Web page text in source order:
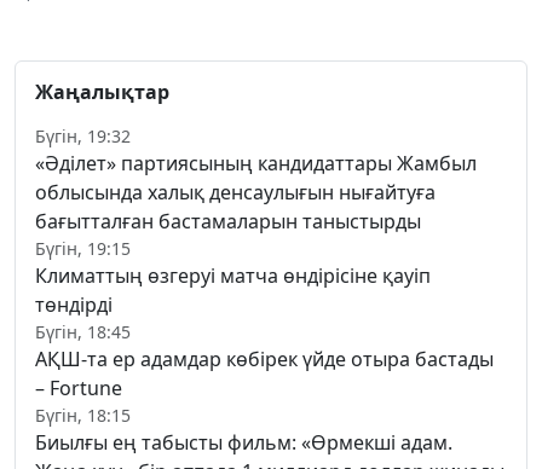
Жаңалықтар
Бүгін, 19:32
«Әділет» партиясының кандидаттары Жамбыл
облысында халық денсаулығын нығайтуға
бағытталған бастамаларын таныстырды
Бүгін, 19:15
Климаттың өзгеруі матча өндірісіне қауіп
төндірді
Бүгін, 18:45
АҚШ-та ер адамдар көбірек үйде отыра бастады
– Fortune
Бүгін, 18:15
Биылғы ең табысты фильм: «Өрмекші адам.